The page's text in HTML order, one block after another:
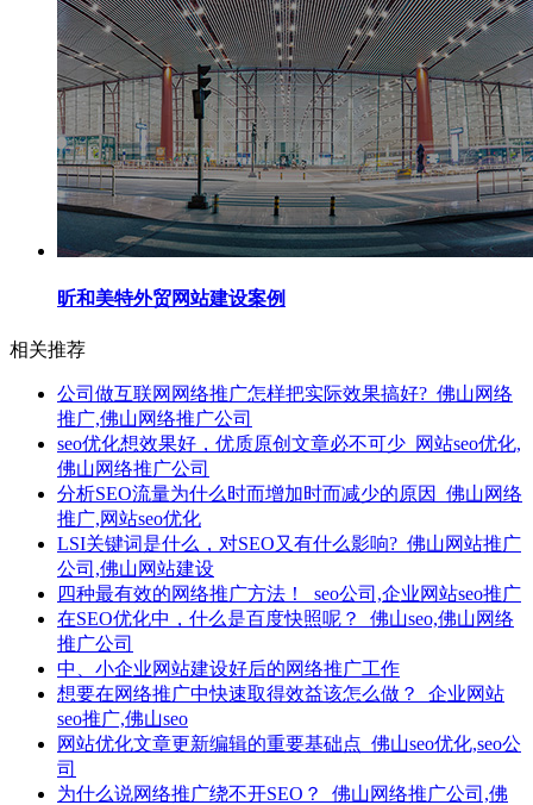
昕和美特外贸网站建设案例
相关推荐
公司做互联网网络推广怎样把实际效果搞好?_佛山网络
推广,佛山网络推广公司
seo优化想效果好，优质原创文章必不可少_网站seo优化,
佛山网络推广公司
分析SEO流量为什么时而增加时而减少的原因_佛山网络
推广,网站seo优化
LSI关键词是什么，对SEO又有什么影响?_佛山网站推广
公司,佛山网站建设
四种最有效的网络推广方法！_seo公司,企业网站seo推广
在SEO优化中，什么是百度快照呢？_佛山seo,佛山网络
推广公司
中、小企业网站建设好后的网络推广工作
想要在网络推广中快速取得效益该怎么做？_企业网站
seo推广,佛山seo
网站优化文章更新编辑的重要基础点_佛山seo优化,seo公
司
为什么说网络推广绕不开SEO？_佛山网络推广公司,佛